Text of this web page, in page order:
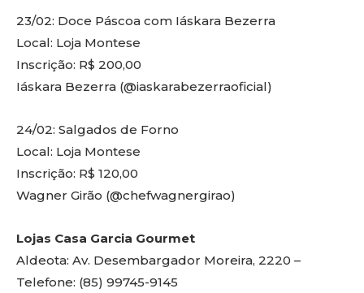
23/02: Doce Páscoa com Iáskara Bezerra
Local: Loja Montese
Inscrição: R$ 200,00
Iáskara Bezerra (@iaskarabezerraoficial)
24/02: Salgados de Forno
Local: Loja Montese
Inscrição: R$ 120,00
Wagner Girão (@chefwagnergirao)
Lojas Casa Garcia Gourmet
Aldeota: Av. Desembargador Moreira, 2220 –
Telefone: (85) 99745-9145